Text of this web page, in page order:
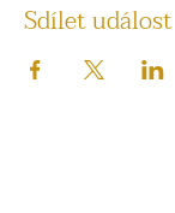
Sdílet událost